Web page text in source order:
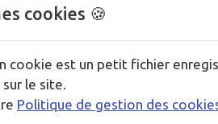
Marcel.
oeuvres d’art en France et
jardins du Château et du
également lui qui installera
cookies 🍪
cookie est un petit fichier
le site.
Politique de gestion des